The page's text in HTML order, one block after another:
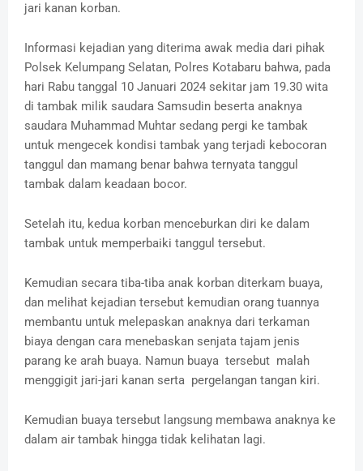
jari kanan korban.
Informasi kejadian yang diterima awak media dari pihak
Polsek Kelumpang Selatan, Polres Kotabaru bahwa, pada
hari Rabu tanggal 10 Januari 2024 sekitar jam 19.30 wita
di tambak milik saudara Samsudin beserta anaknya
saudara Muhammad Muhtar sedang pergi ke tambak
untuk mengecek kondisi tambak yang terjadi kebocoran
tanggul dan mamang benar bahwa ternyata tanggul
tambak dalam keadaan bocor.
Setelah itu, kedua korban menceburkan diri ke dalam
tambak untuk memperbaiki tanggul tersebut.
Kemudian secara tiba-tiba anak korban diterkam buaya,
dan melihat kejadian tersebut kemudian orang tuannya
membantu untuk melepaskan anaknya dari terkaman
biaya dengan cara menebaskan senjata tajam jenis
parang ke arah buaya. Namun buaya tersebut malah
menggigit jari-jari kanan serta pergelangan tangan kiri.
Kemudian buaya tersebut langsung membawa anaknya ke
dalam air tambak hingga tidak kelihatan lagi.